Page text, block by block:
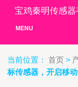
宝鸡秦明传感器
MENU
当前位置： 首页 >
标传感器，开启移